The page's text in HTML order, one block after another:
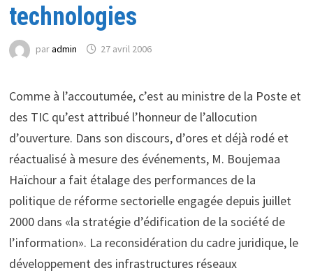
technologies
paradmin 27 avril 2006
Comme à l’accoutumée, c’est au ministre de la Poste et
des TIC qu’est attribué l’honneur de l’allocution
d’ouverture. Dans son discours, d’ores et déjà rodé et
réactualisé à mesure des événements, M. Boujemaa
Haïchour a fait étalage des performances de la
politique de réforme sectorielle engagée depuis juillet
2000 dans «la stratégie d’édification de la société de
l’information». La reconsidération du cadre juridique, le
développement des infrastructures réseaux